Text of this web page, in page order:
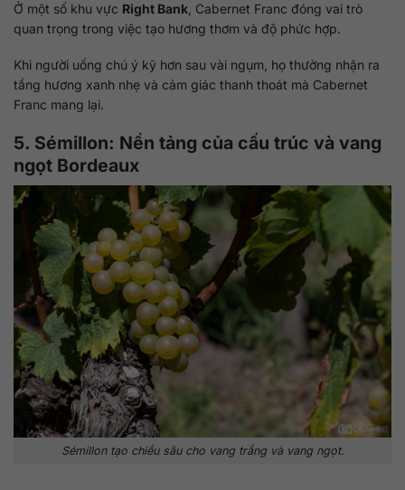
Ở một số khu vực Right Bank , Cabernet Franc đóng vai trò
quan trọng trong việc tạo hương thơm và độ phức hợp.
Khi người uống chú ý kỹ hơn sau vài ngụm, họ thường nhận ra
tầng hương xanh nhẹ và cảm giác thanh thoát mà Cabernet
Franc mang lại.
5. Sémillon: Nền tảng của cấu trúc và vang
ngọt Bordeaux
Sémillon tạo chiều sâu cho vang trắng và vang ngọt.